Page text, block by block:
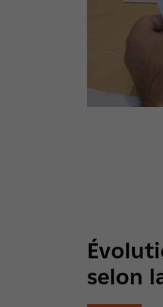
selon